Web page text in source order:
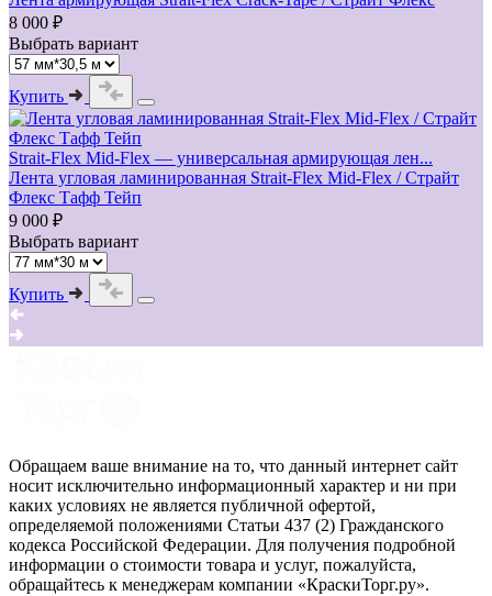
8 000 ₽
Выбрать вариант
Купить
Strait‑Flex Mid‑Flex — универсальная армирующая лен...
Лента угловая ламинированная Strait-Flex Mid-Flex / Страйт
Флекс Тафф Тейп
9 000 ₽
Выбрать вариант
Купить
Обращаем ваше внимание на то, что данный интернет сайт
носит исключительно информационный характер и ни при
каких условиях не является публичной офертой,
определяемой положениями Статьи 437 (2) Гражданского
кодекса Российской Федерации. Для получения подробной
информации о стоимости товара и услуг, пожалуйста,
обращайтесь к менеджерам компании «КраскиТорг.ру».